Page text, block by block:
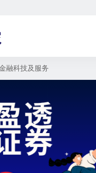
融科技及服务